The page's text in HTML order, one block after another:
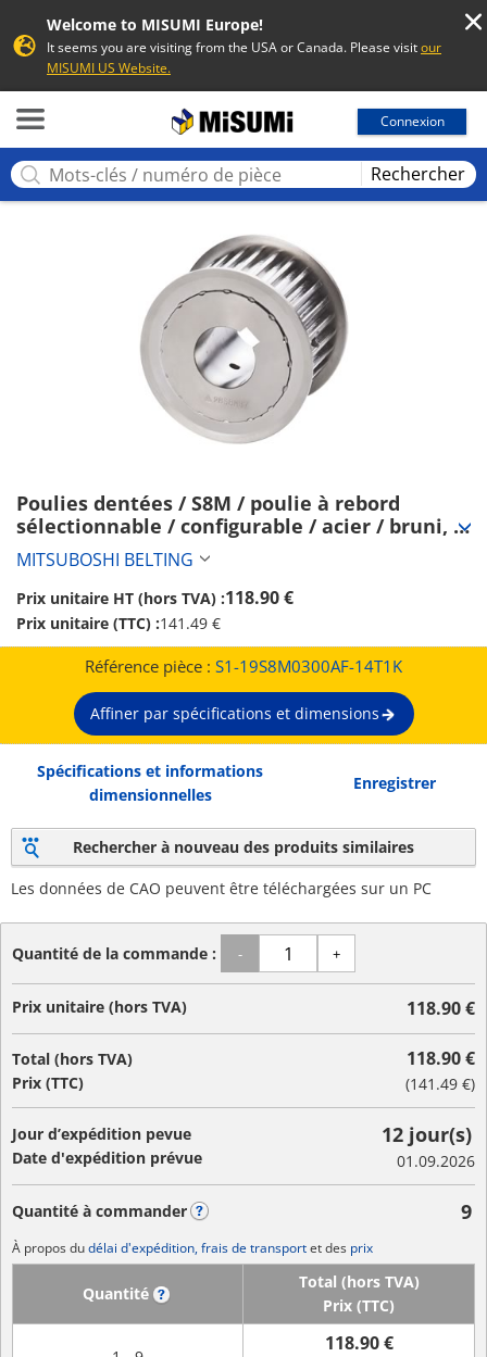
Welcome to MISUMI Europe!
It seems you are visiting from the USA or Canada. Please visitour
MISUMI US Website.
Connexion
Rechercher
Poulies dentées / S8M / poulie à rebord
sélectionnable / configurable / acier / bruni,
nickelé chimiquement / S8M0300 (S1-
19S8M0300AF-14T1K)
MITSUBOSHI BELTING
Prix unitaire HT (hors TVA) :118.90 €
Prix unitaire (TTC) :141.49 €
Référence pièce : S1-19S8M0300AF-14T1K
Affiner par spécifications et dimensions
Spécifications et informations
dimensionnelles
Enregistrer
Rechercher à nouveau des produits similaires
Les données de CAO peuvent être téléchargées sur un PC
Quantité de la commande : - +
Prix unitaire (hors TVA) 118.90 €
Total (hors TVA)
Prix (TTC)
118.90 €
(141.49 €)
Jour d’expédition pevue
Date d'expédition prévue
12 jour(s)
01.09.2026
Quantité à commander 9
À propos dudélai d'expédition, frais de transportet des prix
Quantité
Total (hors TVA)
Prix (TTC)
118.90 €